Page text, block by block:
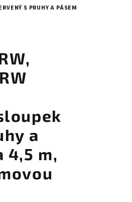
S PRUHY A PÁSEM
a
4,5 m,